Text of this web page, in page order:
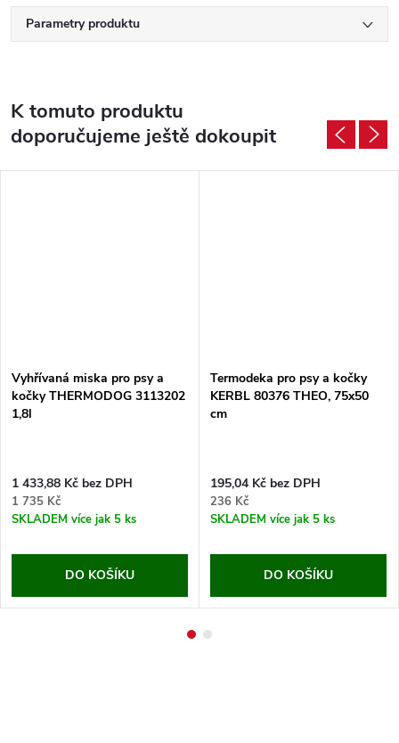
Parametry produktu
K tomuto produktu
doporučujeme ještě dokoupit
Vyhřívaná miska pro psy a
kočky THERMODOG 3113202
1,8l
1 433,88 Kč bez DPH
1 735 Kč
SKLADEM více jak 5 ks
DO KOŠÍKU
Termodeka pro psy a kočky
KERBL 80376 THEO, 75x50
cm
195,04 Kč bez DPH
236 Kč
SKLADEM více jak 5 ks
DO KOŠÍKU